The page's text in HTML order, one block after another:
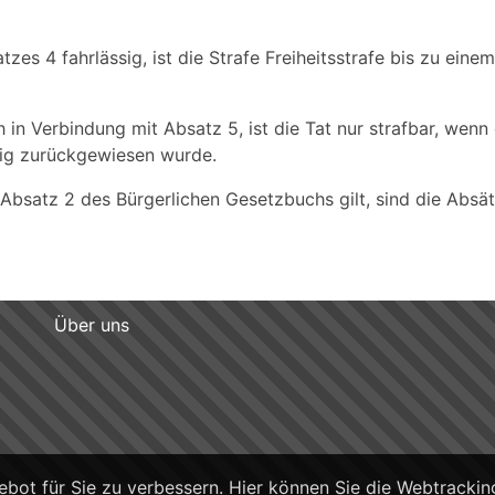
4 fahrlässig, ist die Strafe Freiheitsstrafe bis zu
in Verbindung mit Absatz 5, ist die Tat nur strafbar, wenn
zurückgewiesen wurde.
2 des Bürgerlichen Gesetzbuchs gilt, sind die
für Sie zu verbessern. Hier können Sie die
Über uns